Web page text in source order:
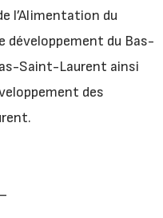
l’Alimentation du
développement du Bas-
Saint-Laurent ainsi
des